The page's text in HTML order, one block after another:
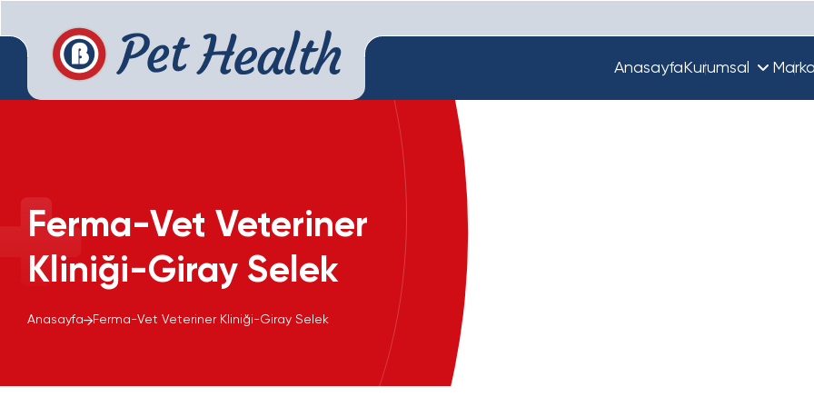
Anasayfa Kurumsal
Ferma-Vet Veteriner
Kliniği-Giray Selek
Anasayfa Ferma-Vet Veteriner Kliniği-Giray Selek